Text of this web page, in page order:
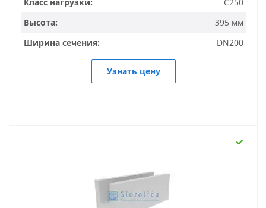
Высота:
395 мм
Ширина сечения:
DN200
Узнать цену